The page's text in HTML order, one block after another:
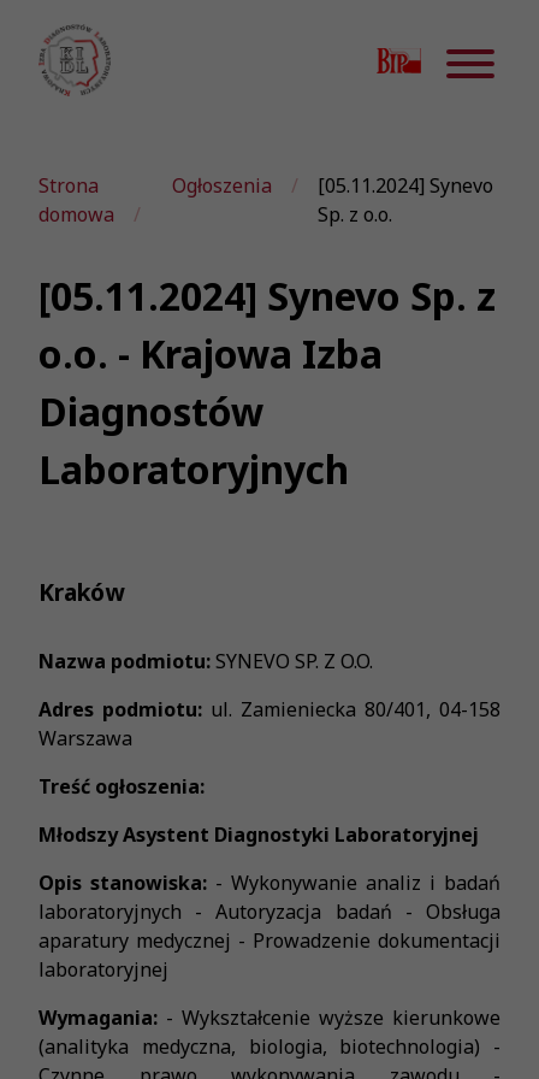
Strona
domowa
Ogłoszenia
[05.11.2024] Synevo
Sp. z o.o.
[05.11.2024] Synevo Sp. z
o.o. - Krajowa Izba
Diagnostów
Laboratoryjnych
Kraków
Nazwa podmiotu:SYNEVO SP. Z O.O.
Adres podmiotu: ul. Zamieniecka 80/401, 04-158
Warszawa
Treść ogłoszenia:
Młodszy Asystent Diagnostyki Laboratoryjnej
Opis stanowiska: - Wykonywanie analiz i badań
laboratoryjnych - Autoryzacja badań - Obsługa
aparatury medycznej - Prowadzenie dokumentacji
laboratoryjnej
Wymagania: - Wykształcenie wyższe kierunkowe
(analityka medyczna, biologia, biotechnologia) -